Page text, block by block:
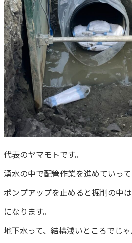
代表のヤマモトです。
湧水の中で配管作業を進めていって
ポンプアップを止めると掘削の中
になります。
地下水って、結構浅いところでじ